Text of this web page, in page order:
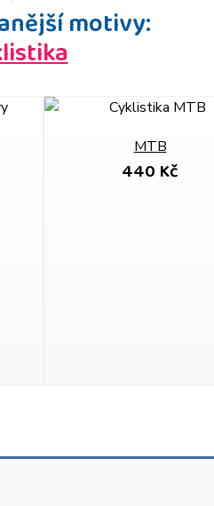
motivy:
MTB
440 Kč